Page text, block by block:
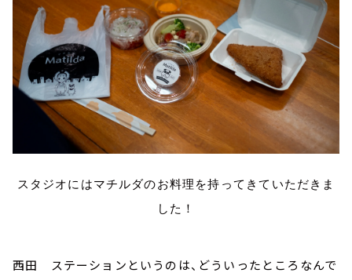
スタジオにはマチルダのお料理を持ってきていただきま
した！
西田 ステーションというのは、どういったところなんで